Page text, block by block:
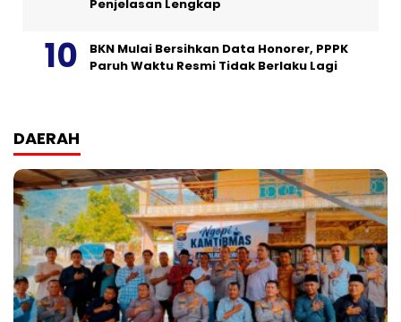
Penjelasan Lengkap
BKN Mulai Bersihkan Data Honorer, PPPK
Paruh Waktu Resmi Tidak Berlaku Lagi
DAERAH